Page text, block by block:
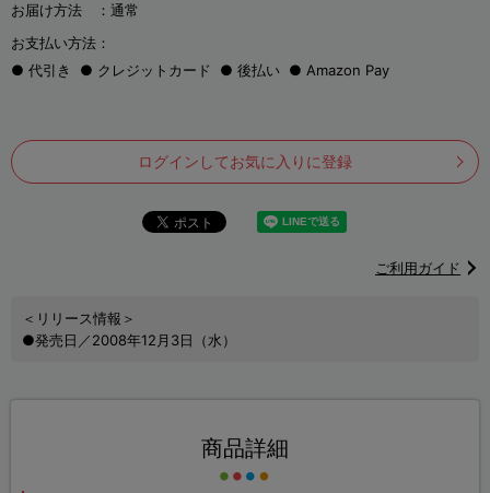
お届け方法 ： 通常
お支払い方法：
代引き
クレジットカード 後払い Amazon Pay
ログインしてお気に入りに登録
ご利用ガイド
＜リリース情報＞
●発売日／2008年12月3日（水）
商品詳細